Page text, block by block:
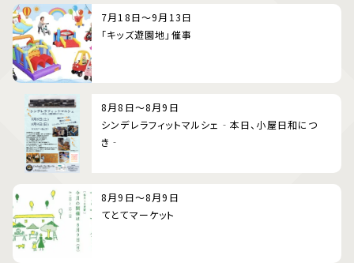
7月18日～9月13日
「キッズ遊園地」催事
8月8日～8月9日
シンデレラフィットマルシェ‐本日、小屋日和につ
き‐
8月9日～8月9日
てとてマーケット